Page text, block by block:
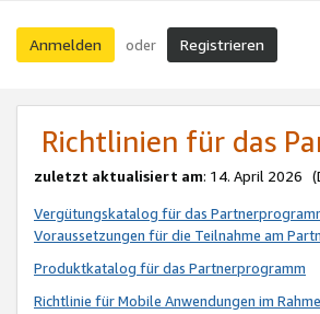
Anmelden oder Registrieren
Richtlinien für das
zuletzt aktualisiert am: 14. April 2026
Vergütungskatalog für das
Voraussetzungen für die Teilnahme am
Produktkatalog für das Partnerprogramm
Richtlinie für Mobile Anwendungen im